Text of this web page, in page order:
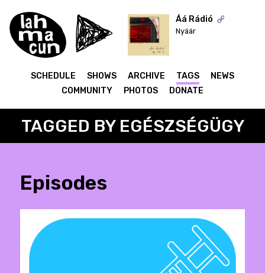
ON AIR
Áá Rádió
Nyáár
SCHEDULE SHOWS ARCHIVE TAGS
NEWS
COMMUNITY
PHOTOS DONATE
TAGGED BY EGÉSZSÉGÜGY
Episodes